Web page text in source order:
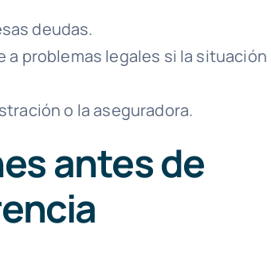
deudas.
problemas legales si la situación
o la aseguradora.
antes de